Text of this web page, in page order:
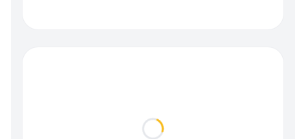
Loading...